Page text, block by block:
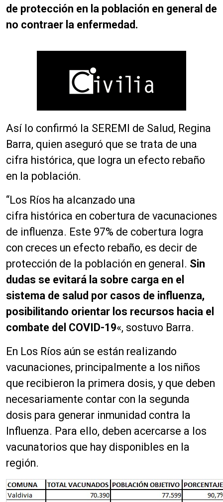
de protección en la población en general de
no contraer la enfermedad.
Así lo confirmó la SEREMI de Salud, Regina
Barra, quien aseguró que se trata de una
cifra histórica, que logra un efecto rebaño
en la población.
“Los Ríos ha alcanzado una
cifra histórica en cobertura de vacunaciones
de influenza. Este 97% de cobertura logra
con creces un efecto rebaño, es decir de
protección de la población en general. Sin
dudas se evitará la sobre carga en el
sistema de salud por casos de influenza,
posibilitando orientar los recursos hacia el
combate del COVID-19«, sostuvo Barra.
En Los Ríos aún se están realizando
vacunaciones, principalmente a los niños
que recibieron la primera dosis, y que deben
necesariamente contar con la segunda
dosis para generar inmunidad contra la
Influenza. Para ello, deben acercarse a los
vacunatorios que hay disponibles en la
región.